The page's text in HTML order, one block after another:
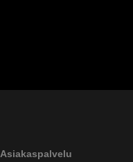
Asiakaspalvelu